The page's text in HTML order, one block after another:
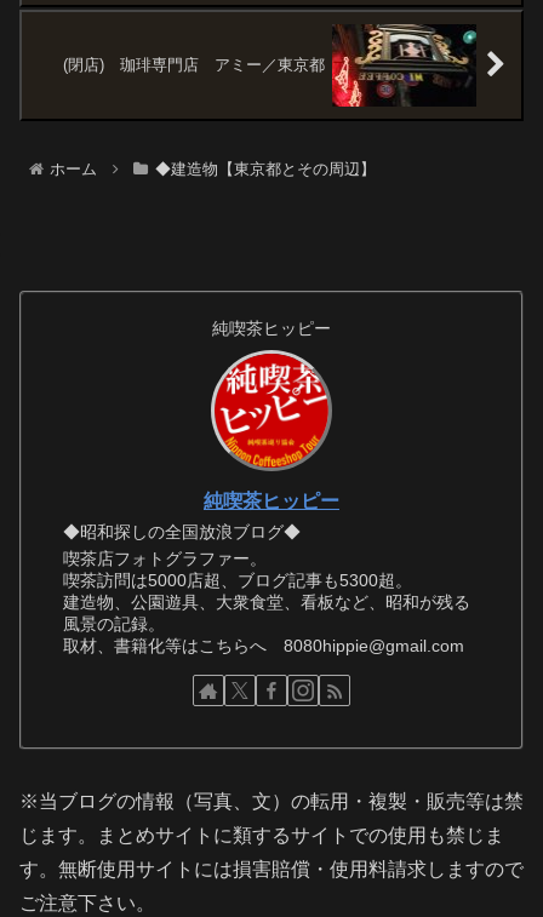
(閉店) 珈琲専門店 アミー／東京都
ホーム ◆建造物【東京都とその周辺】
純喫茶ヒッピー
純喫茶ヒッピー
◆昭和探しの全国放浪ブログ◆
喫茶店フォトグラファー。
喫茶訪問は5000店超、ブログ記事も5300超。
建造物、公園遊具、大衆食堂、看板など、昭和が残る
風景の記録。
取材、書籍化等はこちらへ 8080hippie@gmail.com
※当ブログの情報（写真、文）の転用・複製・販売等は禁
じます。まとめサイトに類するサイトでの使用も禁じま
す。無断使用サイトには損害賠償・使用料請求しますので
ご注意下さい。